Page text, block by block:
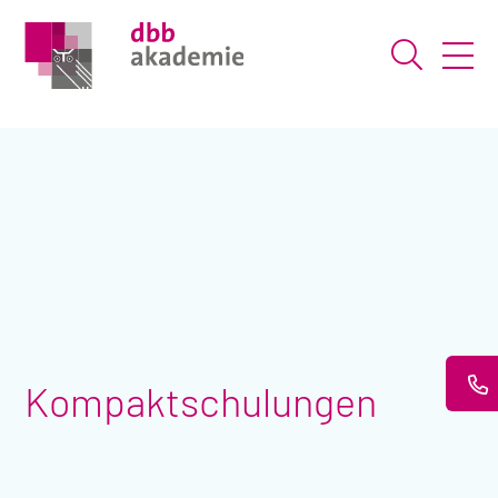
Suche
Kompaktschulungen